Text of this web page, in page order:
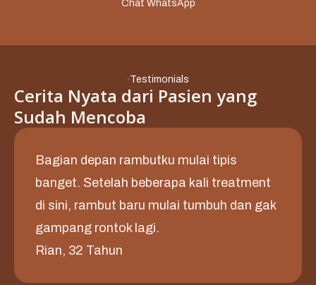
Chat WhatsApp
Testimonials
Cerita Nyata dari Pasien yang
Sudah Mencoba
Bagian depan rambutku mulai tipis
banget. Setelah beberapa kali treatment
di sini, rambut baru mulai tumbuh dan gak
gampang rontok lagi.
Rian, 32 Tahun